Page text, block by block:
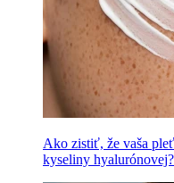
Ako zistiť, že vaša
kyseliny